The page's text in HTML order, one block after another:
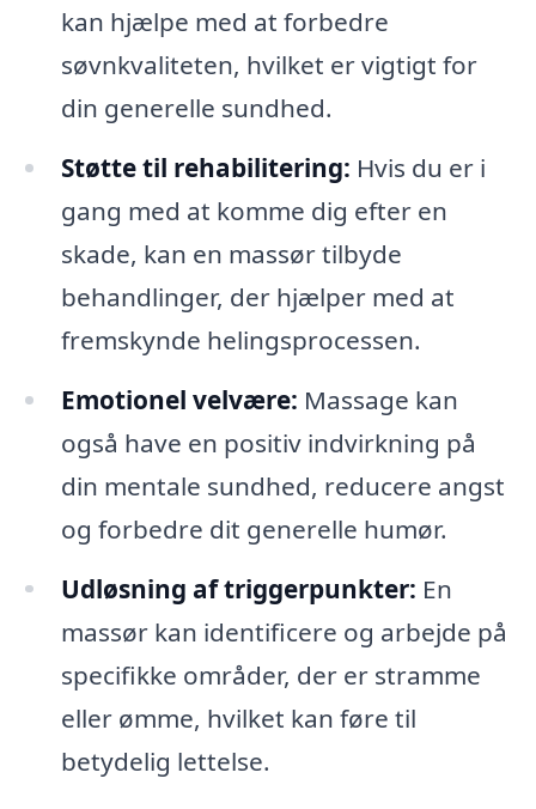
kan hjælpe med at forbedre
søvnkvaliteten, hvilket er vigtigt for
din generelle sundhed.
Støtte til rehabilitering: Hvis du er i
gang med at komme dig efter en
skade, kan en massør tilbyde
behandlinger, der hjælper med at
fremskynde helingsprocessen.
Emotionel velvære: Massage kan
også have en positiv indvirkning på
din mentale sundhed, reducere angst
og forbedre dit generelle humør.
Udløsning af triggerpunkter: En
massør kan identificere og arbejde på
specifikke områder, der er stramme
eller ømme, hvilket kan føre til
betydelig lettelse.